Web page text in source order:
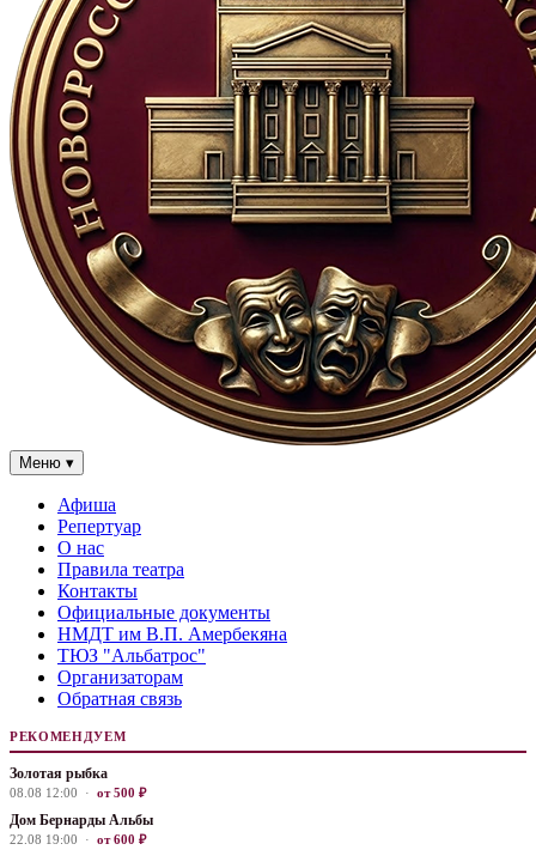
Меню ▾
Афиша
Репертуар
О нас
Правила театра
Контакты
Официальные документы
НМДТ им В.П. Амербекяна
ТЮЗ "Альбатрос"
Организаторам
Обратная связь
РЕКОМЕНДУЕМ
Золотая рыбка
08.08 12:00 · от 500 ₽
Дом Бернарды Альбы
22.08 19:00 · от 600 ₽